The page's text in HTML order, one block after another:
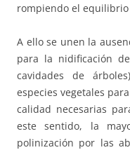
rompiendo el equilibrio
A ello se unen la
para la nidificación
cavidades de
especies vegetales
calidad necesarias
este sentido, la
polinización por las